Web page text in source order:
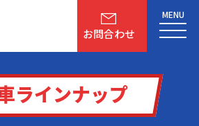
お問合わせ
MENU
ラインナップ